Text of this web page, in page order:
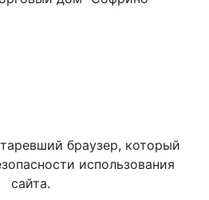
браузер, который
использования
сайта.